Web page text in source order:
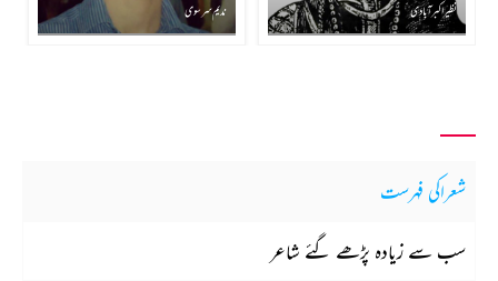
نظیر اکبرآبادی ندیم سرسوی
شعراکی فہرست
سب سے زیادہ پڑھے گئے شاعر